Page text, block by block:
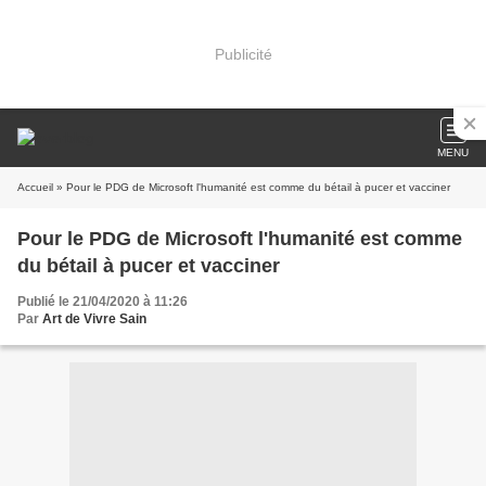
Publicité
MENU
Accueil » Pour le PDG de Microsoft l'humanité est comme du bétail à pucer et vacciner
Pour le PDG de Microsoft l'humanité est comme
du bétail à pucer et vacciner
Publié le 21/04/2020 à 11:26
Par Art de Vivre Sain